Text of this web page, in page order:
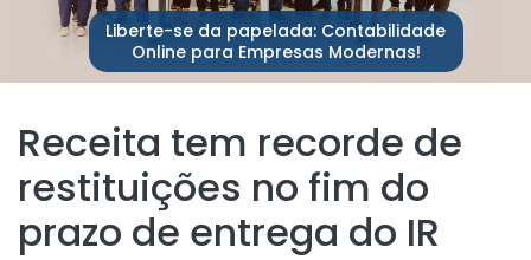
Liberte-se da papelada: Contabilidade
Online para Empresas Modernas!
Receita tem recorde de
restituições no fim do
prazo de entrega do IR